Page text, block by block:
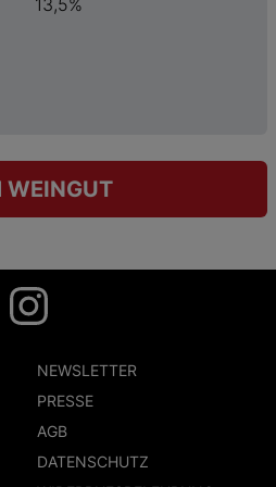
13,5%
WEINGUT
NEWSLETTER
PRESSE
AGB
DATENSCHUTZ